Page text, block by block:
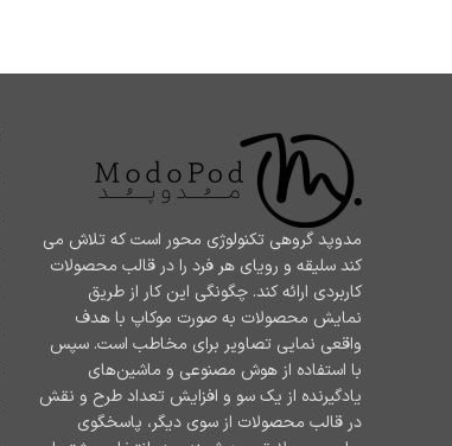
مدوپد گروهی تکنولوژی محور است که تلاش می
کند سلیقه و رویای هر فرد را در قالب محصولات
کاربردی ارائه کند. چگونگی این کار از طریق
نمایش محصولات به صورت موکاپ با هدف
واقعی نمایی تصاویر برای مخاطب است. سپس
با استفاده از هوش مصنوعی و ماشین‌های
یادگیرنده از یک سو و افزایش تعداد طرح و نقش
در قالب محصولات از سوی دیگر، پاسخگوی